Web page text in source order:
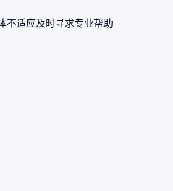
不适应及时寻求专业帮助